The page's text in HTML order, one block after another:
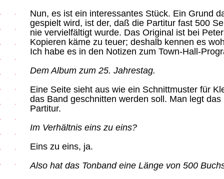
Nun, es ist ein interessantes Stück. Ein Grund
gespielt wird, ist der, daß die Partitur fast 500
nie vervielfältigt wurde. Das Original ist bei
Kopieren käme zu teuer; deshalb kennen es
Ich habe es in den Notizen zum Town-Hall-
Dem Album zum 25. Jahrestag.
Eine Seite sieht aus wie ein Schnittmuster für
das Band geschnitten werden soll. Man legt
Partitur.
Im Verhältnis eins zu eins?
Eins zu eins, ja.
Also hat das Tonband eine Länge von 500